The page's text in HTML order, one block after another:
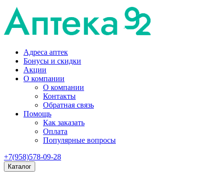
Адреса аптек
Бонусы и скидки
Акции
О компании
О компании
Контакты
Обратная связь
Помощь
Как заказать
Оплата
Популярные вопросы
+7(958)578-09-28
Каталог